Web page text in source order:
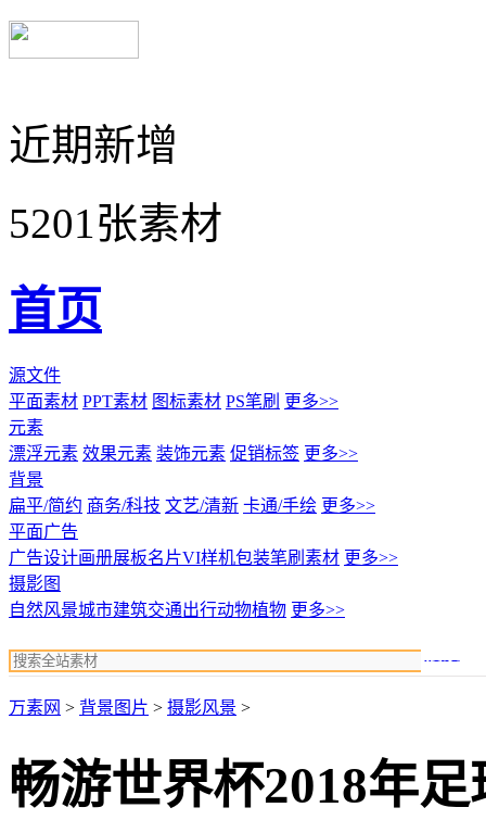
近期新增
5201张素材
首页
源文件
平面素材 PPT素材 图标素材 PS笔刷 更多>>
元素
漂浮元素 效果元素 装饰元素 促销标签 更多>>
背景
扁平/简约 商务/科技 文艺/清新 卡通/手绘 更多>>
平面广告
广告设计画册展板名片VI样机包装笔刷素材 更多>>
摄影图
自然风景城市建筑交通出行动物植物 更多>>
万素网 > 背景图片 > 摄影风景 >
畅游世界杯2018年